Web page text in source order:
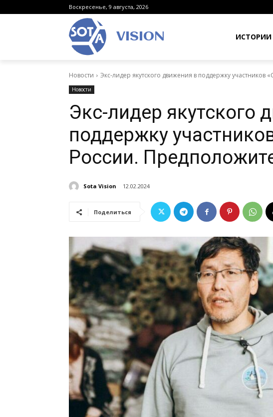
Воскресенье, 9 августа, 2026
VISION ИСТОРИИ
Новости Экс-лидер якутского движения в поддержку участников
Новости
Экс-лидер якутского
поддержку
России.
Sota Vision 12.02.2024
Поделиться